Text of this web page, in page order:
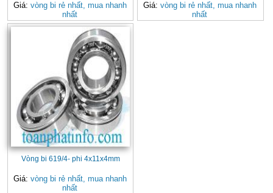
Giá: vòng bi rẻ nhất, mua nhanh
nhất
Giá: vòng bi rẻ nhất, mua nhanh
nhất
Vòng bi 619/4- phi 4x11x4mm
Giá: vòng bi rẻ nhất, mua nhanh
nhất